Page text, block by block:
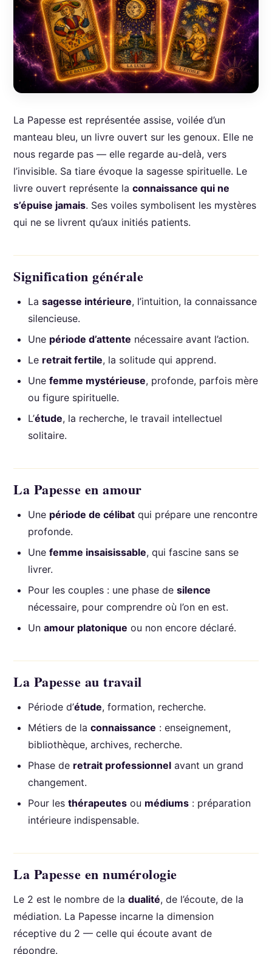
La Papesse est représentée assise, voilée d’un
manteau bleu, un livre ouvert sur les genoux. Elle ne
nous regarde pas — elle regarde au-delà, vers
l’invisible. Sa tiare évoque la sagesse spirituelle. Le
livre ouvert représente la connaissance qui ne
s’épuise jamais. Ses voiles symbolisent les mystères
qui ne se livrent qu’aux initiés patients.
Signification générale
La sagesse intérieure, l’intuition, la connaissance
silencieuse.
Une période d’attente nécessaire avant l’action.
Le retrait fertile, la solitude qui apprend.
Une femme mystérieuse, profonde, parfois mère
ou figure spirituelle.
L’étude, la recherche, le travail intellectuel
solitaire.
La Papesse en amour
Une période de célibat qui prépare une rencontre
profonde.
Une femme insaisissable, qui fascine sans se
livrer.
Pour les couples : une phase de silence
nécessaire, pour comprendre où l’on en est.
Un amour platonique ou non encore déclaré.
La Papesse au travail
Période d’étude, formation, recherche.
Métiers de la connaissance : enseignement,
bibliothèque, archives, recherche.
Phase de retrait professionnel avant un grand
changement.
Pour les thérapeutes ou médiums : préparation
intérieure indispensable.
La Papesse en numérologie
Le 2 est le nombre de la dualité, de l’écoute, de la
médiation. La Papesse incarne la dimension
réceptive du 2 — celle qui écoute avant de
répondre.